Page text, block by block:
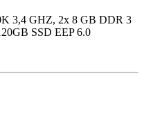
3,4 GHZ, 2x 8 GB DDR 3
SSD EEP 6.0